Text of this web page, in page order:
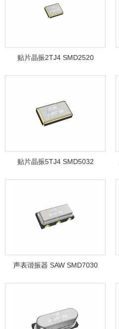
贴片晶振2TJ4 SMD2520
贴片晶振5TJ4 SMD5032
声表谐振器 SAW SMD7030